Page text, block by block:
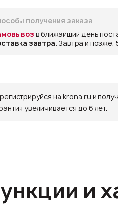
получения заказа
в ближайший день
завтра. Завтра и позже,
на krona.ru и
увеличивается до 6 лет.
и